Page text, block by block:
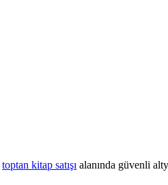
toptan kitap satışı alanında güvenli